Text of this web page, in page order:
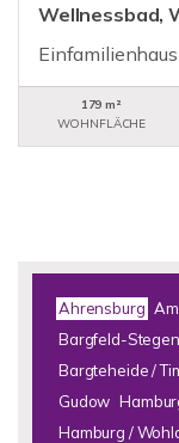
Wellnessbad,
Einfamilienhaus
179 m²
WOHNFLÄCHE
Ahrensburg
Bargfeld-Stegen
Bargteheide /
Gudow
Hamburg /